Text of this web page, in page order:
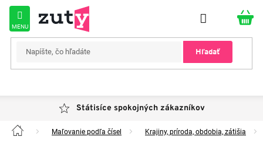
Prejsť
obsah
Hľadať
Státisíce spokojných zákazníkov
Domov Maľovanie podľa čísel Krajiny, príroda, obdobia, zátišia